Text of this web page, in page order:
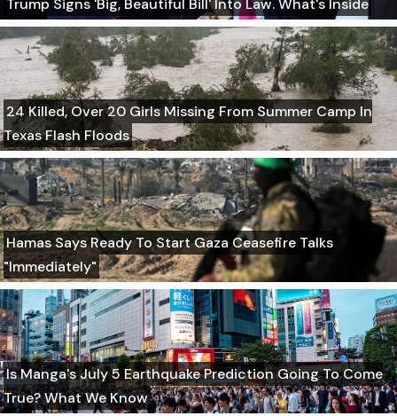
24 Killed, Over 20 Girls Missing From Summer Camp In
Texas Flash Floods
Hamas Says Ready To Start Gaza Ceasefire Talks
"Immediately"
Is Manga's July 5 Earthquake Prediction Going To Come
True? What We Know